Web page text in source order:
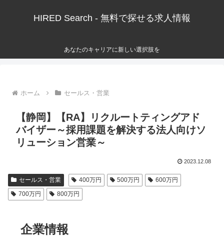
HIRED Search - 無料で探せる求人情報
あなたのキャリアに新しい選択肢を
ホーム セールス・営業
【静岡】【RA】リクルートティングアド
バイザー～採用課題を解決する法人向けソ
リューション営業～
2023.12.08
セールス・営業 400万円 500万円
600万円
700万円
800万円
企業情報